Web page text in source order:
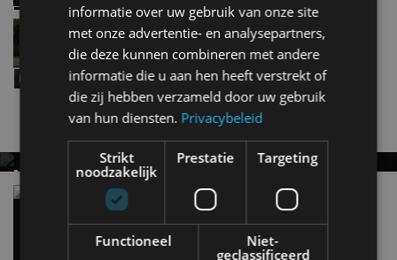
Review – Alpine A390 GTS (2026), de krachtigste
A390 tot nu toe
16 jun
Nieuwste berichten
MET KORTING NAAR EV EXPERIENCE 2026?
AUTORAI REGELT HET!
EV Experience 2026 van 24 tot 26 september
Vergelijking: BMW iX3 vs Volvo EX60 – Welke
moet je hebben?
28 mei
informatie over uw gebruik van onze site
met onze advertentie- en analysepartners,
die deze kunnen combineren met andere
informatie die u aan hen heeft verstrekt of
die zij hebben verzameld door uw gebruik
van hun diensten. Privacybeleid
Strikt
noodzakelijk
Prestatie Targeting
Functioneel
Niet-
geclassificeerd